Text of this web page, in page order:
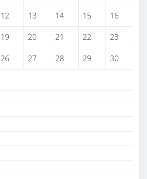
12 13 14 15
16
19 20 21 22
23
26 27 28 29
30